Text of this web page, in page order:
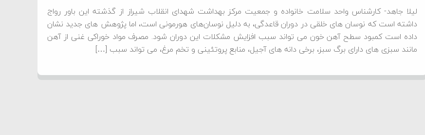
لیلا جاهد- کارشناس واحد سلامت خانواده و جمعیت مرکز بهداشت شهدای انقلاب شیراز از گذشته این باور رواج
داشته است که نوسان ‌های خلقی در دوران قاعدگی، به دلیل نوسان‌های هورمونی است، اما پژوهش‌ های جدید نشان
داده است کمبود سطح آهن خون می ‌تواند سبب افزایش مشکلات این دوران شود. مصرف مواد خوراکی غنی از آهن
مانند سبزی های دارای برگ سبز، برخی دانه‌ های آجیل، منابع پروتئینی و تخم مرغ، می ‌تواند سبب […]